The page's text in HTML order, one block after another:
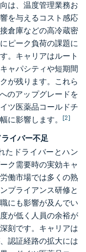
は、温度管理業務お
を与えるコスト感応
倉庫などの高冷蔵密
ピーク負荷の課題に
。キャリアはルート
ャパシティや短期間
が残ります。これら
のアップグレードを
ツ医薬品コールドチ
に影響します。 [2]
イバー不足
たドライバーとハン
ク需要時の実効キャ
働市場では多くの熟
プライアンス研修と
にも影響が及んでい
が低く人員の余裕が
刻です。キャリアは
認証経路の拡大には